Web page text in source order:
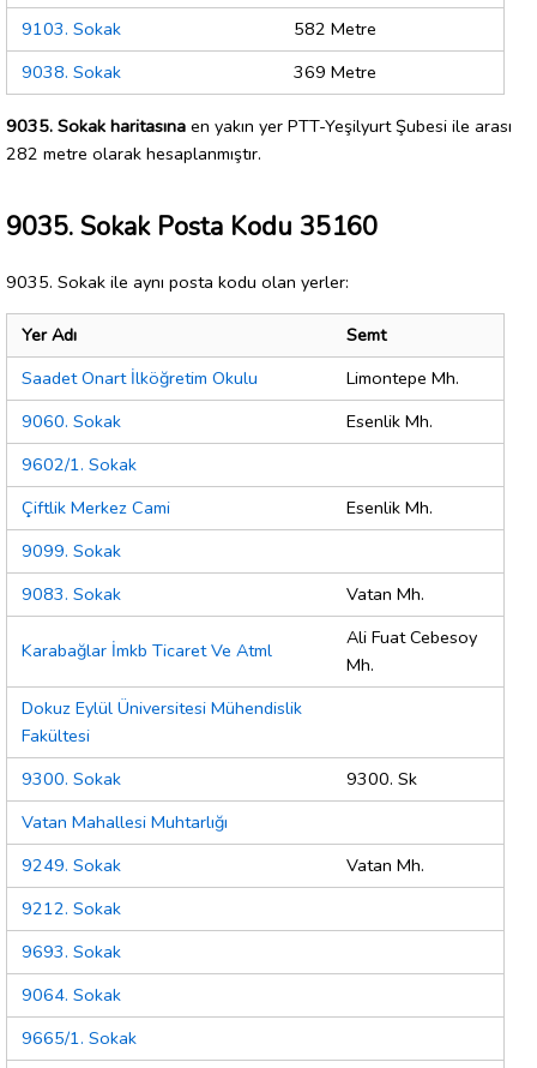
9103. Sokak
582 Metre
9038. Sokak
369 Metre
9035. Sokak haritasına en yakın yer PTT-Yeşilyurt Şubesi ile arası
282 metre olarak hesaplanmıştır.
9035. Sokak Posta Kodu 35160
9035. Sokak ile aynı posta kodu olan yerler:
Yer Adı
Semt
Saadet Onart İlköğretim Okulu
Limontepe Mh.
9060. Sokak
Esenlik Mh.
9602/1. Sokak
Çiftlik Merkez Cami
Esenlik Mh.
9099. Sokak
9083. Sokak
Vatan Mh.
Karabağlar İmkb Ticaret Ve Atml
Ali Fuat Cebesoy
Mh.
Dokuz Eylül Üniversitesi Mühendislik
Fakültesi
9300. Sokak
9300. Sk
Vatan Mahallesi Muhtarlığı
9249. Sokak
Vatan Mh.
9212. Sokak
9693. Sokak
9064. Sokak
9665/1. Sokak